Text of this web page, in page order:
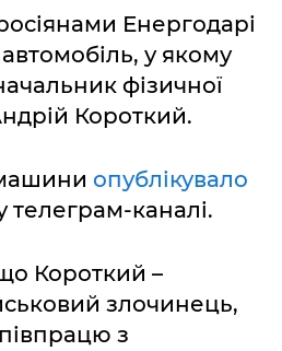
Енергодарі
автомобіль, у якому
фізичної
Короткий.
опублікувало
каналі.
Короткий –
злочинець,
з